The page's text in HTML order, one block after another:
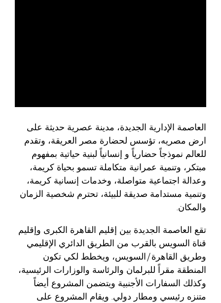
العاصمة الإدارية الجديدة، مدينة عصرية حديثة على
ارض مصريه، تؤسس لحضارة مصر العريقة، وتقدم
للعالم نموذجاً حضارياً و إنسانياً لبنية حياتية بمفهوم
مبتكر، وتنمية عمرانية متكاملة تسمو بحياة كريمة،
وعدالة اجتماعية متواصلة، وخدمات إنسانية كريمة،
وتنمية مستدامة صديقة للبيئة، تحترم شخصية الزمان
والمكان.
تقع العاصمة الجديدة بين إقليم القاهرة الكبرى وإقليم
قناة السويس بالقرب من الطريق الدائري الإقليمي
وطريق القاهرة/السويس، ويخطط لكي تكون
المنطقة مقراً للبرلمان والرئاسة والوزارات الرئيسية،
وكذلك السفارات الأجنبية ويتضمن المشروع أيضاً
متنزه رئيسي ومطار دولي. ويقام المشروع على